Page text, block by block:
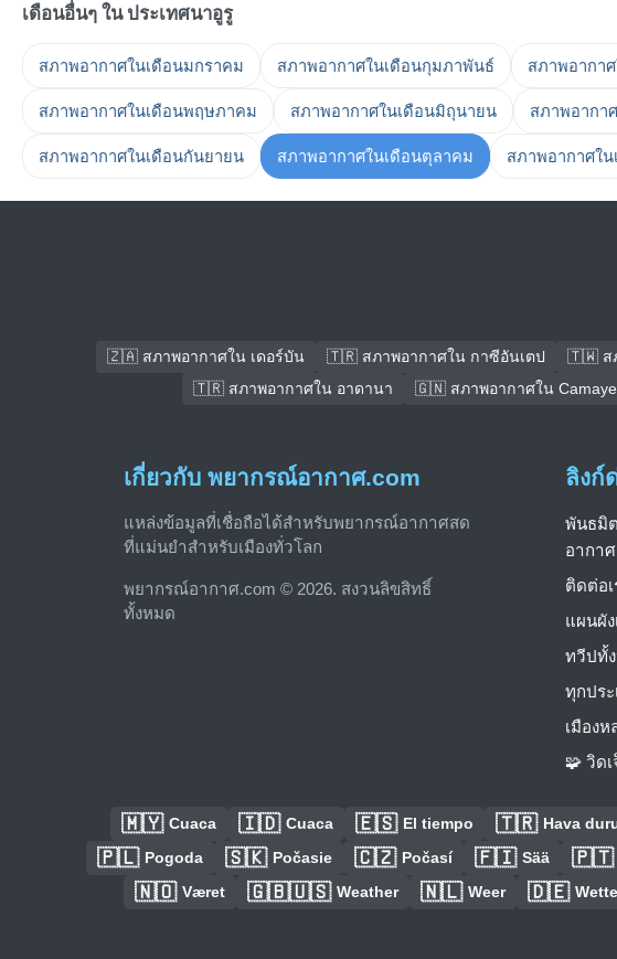
เดือนอื่นๆ ใน ประเทศนาอูรู
สภาพอากาศในเดือนมกราคม สภาพอากาศในเดือนกุมภาพันธ์ สภาพอากา
สภาพอากาศในเดือนพฤษภาคม สภาพอากาศในเดือนมิถุนายน สภาพอากา
สภาพอากาศในเดือนกันยายน สภาพอากาศในเดือนตุลาคม สภาพอากาศใ
🇿🇦 สภาพอากาศใน เดอร์บัน 🇹🇷 สภาพอากาศใน กาซีอันเตป 🇹🇼 สภ
🇹🇷 สภาพอากาศใน อาดานา
🇬🇳 สภาพอากาศใน
เกี่ยวกับ พยากรณ์อากาศ.com
แหล่งข้อมูลที่เชื่อถือได้สำหรับพยากรณ์อากาศสด
ที่แม่นยำสำหรับเมืองทั่วโลก
พยากรณ์อากาศ.com © 2026. สงวนลิขสิทธิ์
ทั้งหมด
ลิงก์
พันธมิ
อากาศ
ติดต่อเ
แผนผั
ทวีปทั้
ทุกประ
เมืองห
🧩 วิด
🇲🇾 Cuaca 🇮🇩 Cuaca 🇪🇸 El tiempo 🇹🇷 Hava
🇵🇱 Pogoda 🇸🇰 Počasie 🇨🇿 Počasí 🇫🇮 Sää 🇵🇹
🇳🇴 Været 🇬🇧🇺🇸 Weather 🇳🇱 Weer 🇩🇪